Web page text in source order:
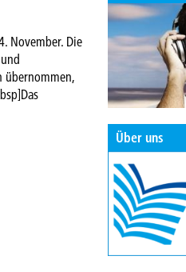
November. Die
übernommen,
Über uns